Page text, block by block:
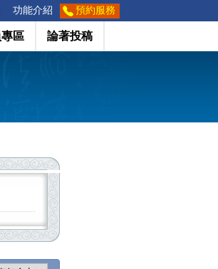
功能介紹 預約服務
區 論著投稿